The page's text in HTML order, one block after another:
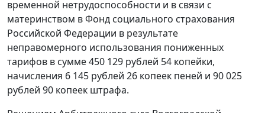
временной нетрудоспособности и в связи с
материнством в Фонд социального страхования
Российской Федерации в результате
неправомерного использования пониженных
тарифов в сумме 450 129 рублей 54 копейки,
начисления 6 145 рублей 26 копеек пеней и 90 025
рублей 90 копеек штрафа.